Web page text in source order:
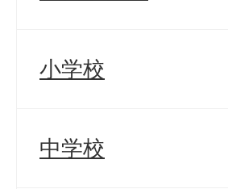
小学校
中学校